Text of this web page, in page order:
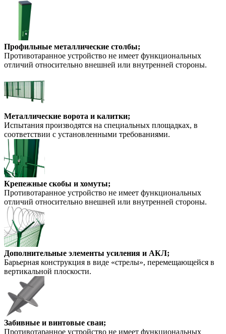
Профильные металлические столбы;
Противотаранное устройство не имеет функциональных
отличий относительно внешней или внутренней стороны.
Металлические ворота и калитки;
Испытания производятся на специальных площадках, в
соответствии с установленными требованиями.
Крепежные скобы и хомуты;
Противотаранное устройство не имеет функциональных
отличий относительно внешней или внутренней стороны.
Дополнительные элементы усиления и АКЛ;
Барьерная конструкция в виде «стрелы», перемещающейся в
вертикальной плоскости.
Забивные и винтовые сваи;
Противотаранное устройство не имеет функциональных